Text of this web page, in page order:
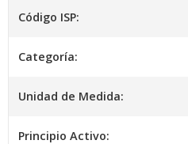
Código ISP:
Categoría:
Unidad de Medida:
Principio Activo: